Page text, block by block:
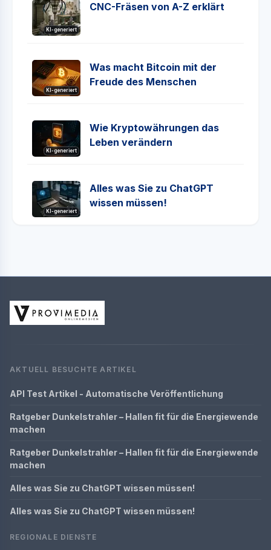
KI-generiert
CNC-Fräsen von A-Z erklärt
KI-generiert
Was macht Bitcoin mit der
Freude des Menschen
KI-generiert
Wie Kryptowährungen das
Leben verändern
KI-generiert
Alles was Sie zu ChatGPT
wissen müssen!
AKTUELL BESUCHTE ARTIKEL
API Test Artikel - Automatische Veröffentlichung
Ratgeber Dunkelstrahler – Hallen fit für die Energiewende
machen
Ratgeber Dunkelstrahler – Hallen fit für die Energiewende
machen
Alles was Sie zu ChatGPT wissen müssen!
Alles was Sie zu ChatGPT wissen müssen!
REGIONALE DIENSTE